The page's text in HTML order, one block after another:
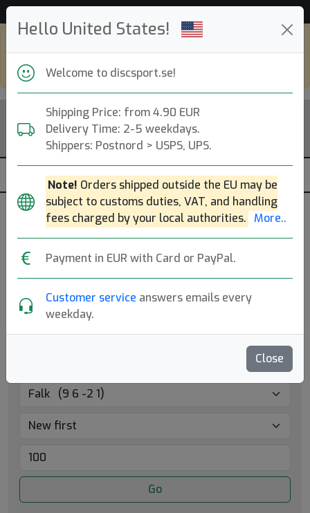
Hello United States!
Welcome to discsport.se!
Shipping Price: from 4.90 EUR
Delivery Time: 2-5 weekdays.
Shippers: Postnord > USPS, UPS.
Note! Orders shipped outside the EU may be
subject to customs duties, VAT, and handling
fees charged by your local authorities. More..
Payment in EUR with Card or PayPal.
Customer service answers emails every
weekday.
Close
go todiscsport.com
Recensioner - Falk (76 st)
Sök recensioner på specifika artiklar eller utifån kategori
Go